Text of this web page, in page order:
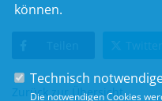
Zurück zur Übersicht
können.
Technisch
Die notwendigen Cookies